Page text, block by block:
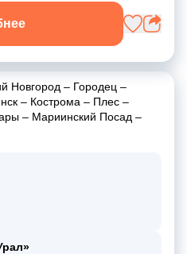
Новгород – Городец –
– Кострома – Плес –
– Мариинский Посад –